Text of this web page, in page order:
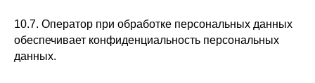
10.7. Оператор при обработке персональных данных
обеспечивает конфиденциальность персональных
данных.